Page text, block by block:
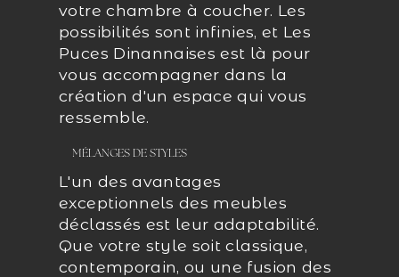
votre chambre à coucher. Les
possibilités sont infinies, et Les
Puces Dinannaises est là pour
vous accompagner dans la
création d'un espace qui vous
ressemble.
MÉLANGES DE STYLES
L'un des avantages
exceptionnels des meubles
déclassés est leur adaptabilité.
Que votre style soit classique,
contemporain, ou une fusion des